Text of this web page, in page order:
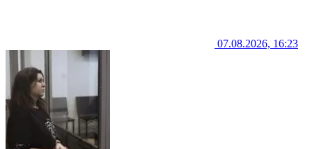
07.08.2026, 16:23